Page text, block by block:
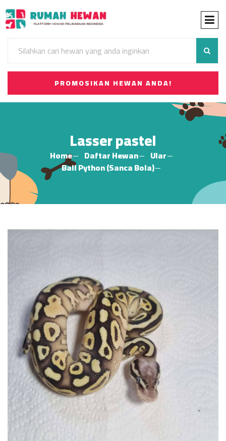
PROMOSIKAN HEWAN ANDA!
Lasser pastel
Home Daftar Hewan
Ular
Ball Python (Sanca Bola)